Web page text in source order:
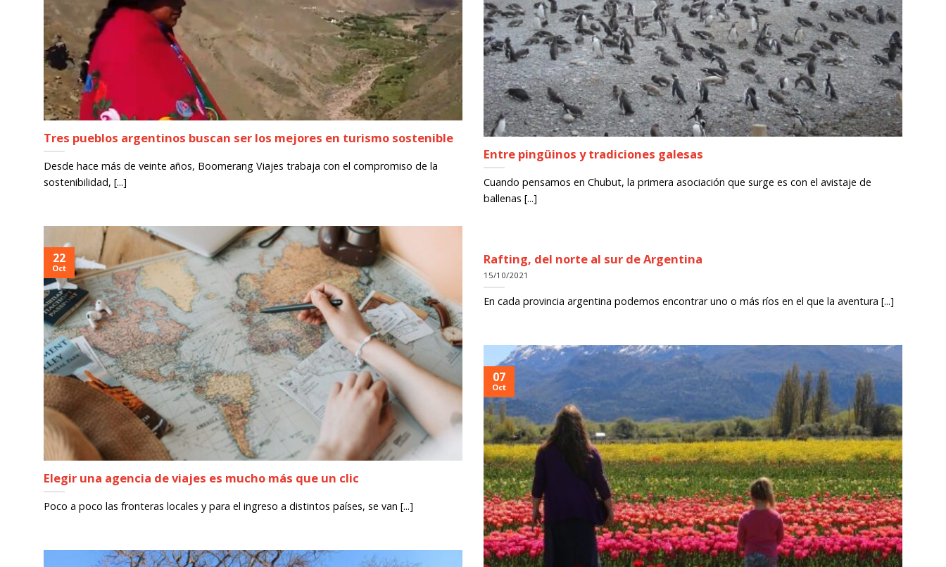
Tres pueblos argentinos buscan ser los mejores en turismo sostenible
Desde hace más de veinte años, Boomerang Viajes trabaja con el compromiso de la
sostenibilidad, [...]
Entre pingüinos y tradiciones galesas
Cuando pensamos en Chubut, la primera asociación que surge es con el avistaje de
ballenas [...]
Elegir una agencia de viajes es mucho más que un clic
Poco a poco las fronteras locales y para el ingreso a distintos países, se van [...]
22
Oct
Rafting, del norte al sur de Argentina
15/10/2021
En cada provincia argentina podemos encontrar uno o más ríos en el que la aventura [...]
07
Oct